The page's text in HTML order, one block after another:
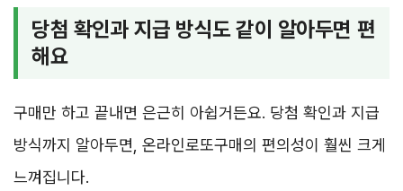
당첨 확인과 지급 방식도 같이 알아두면 편
해요
구매만 하고 끝내면 은근히 아쉽거든요. 당첨 확인과 지급
방식까지 알아두면, 온라인로또구매의 편의성이 훨씬 크게
느껴집니다.